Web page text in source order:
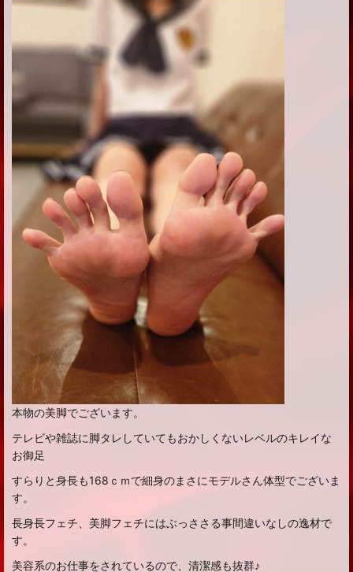
本物の美脚でございます。
テレビや雑誌に脚タレしていてもおかしくないレベルのキレイな
お御足
すらりと身長も168ｃｍで細身のまさにモデルさん体型でございま
す。
長身長フェチ、美脚フェチにはぶっささる事間違いなしの逸材で
す。
美容系のお仕事をされているので、清潔感も抜群♪